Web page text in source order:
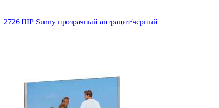
2726 ШР Sunny прозрачный антрацит/черный